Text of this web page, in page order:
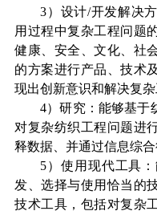
3）设计/开发解决
用过程中复杂工程问题
健康、安全、文化、社
的方案进行产品、技术
现出创新意识和解决复杂
4）研究：能够基于
对复杂纺织工程问题进
释数据、并通过信息综合
5）使用现代工具
发、选择与使用恰当的
技术工具，包括对复杂